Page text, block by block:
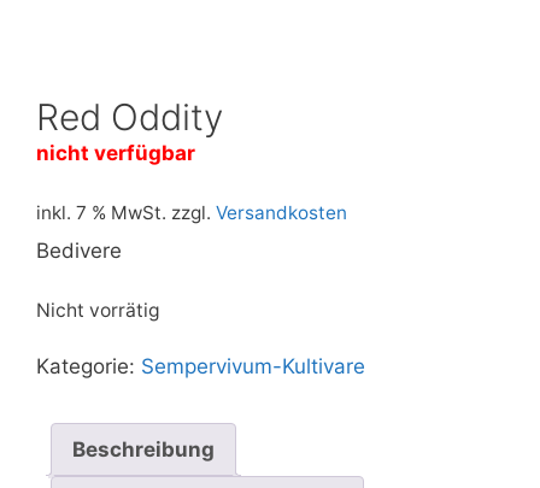
Red Oddity
nicht verfügbar
inkl. 7 % MwSt. zzgl. Versandkosten
Bedivere
Nicht vorrätig
Kategorie: Sempervivum-Kultivare
Beschreibung